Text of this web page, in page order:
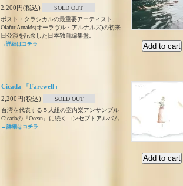
2,200円(税込)
SOLD OUT
ポスト・クラシカルの最重要アーティスト、
Olafur Arnalds(オーラヴル・アルナルズ)の初来
日公演を記念した日本独自編集盤。
→詳細はコチラ
Cicada 「Farewell」
2,200円(税込)
SOLD OUT
台湾を代表する５人組の室内楽アンサンブル
Cicadaの『Ocean』に続くコンセプトアルバム
→詳細はコチラ